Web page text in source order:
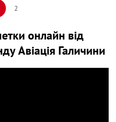
2
онлайн від
Авіація Галичини